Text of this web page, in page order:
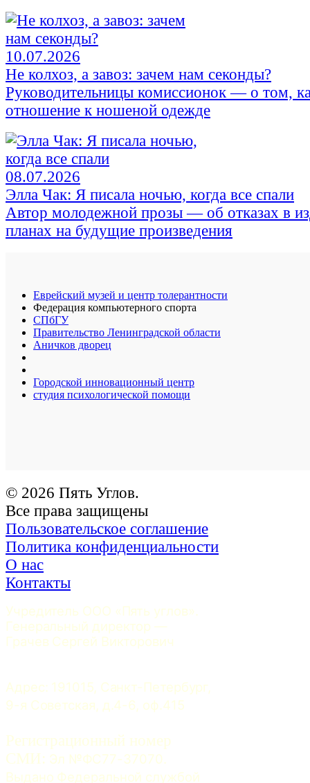
10.07.2026
Не колхоз, а завоз: зачем нам секонды?
Руководительницы комиссионок — о том,
отношение к ношеной одежде
08.07.2026
Элла Чак: Я писала ночью, когда все спали
Автор молодежной прозы — об отказах в
планах на будущие произведения
Еврейский музей и центр толерантности
Федерация компьютерного спорта
СПбГУ
Правительство Ленинградской области
Аничков дворец
Городской инновационный центр
студия психологической помощи
© 2026 Пять Углов.
Все права защищены
Пользовательское соглашение
Политика конфиденциальности
О нас
Контакты
Учредитель ООО «Пять углов».
Генеральный директор —
Грачев Сергей Викторович
Адрес: 191015, Санкт-Петербург,
9-я Советская, д.4-6, оф.415
Регистрационный номер
СМИ: Эл №ФС77-37070.
Выдано Федеральной службой